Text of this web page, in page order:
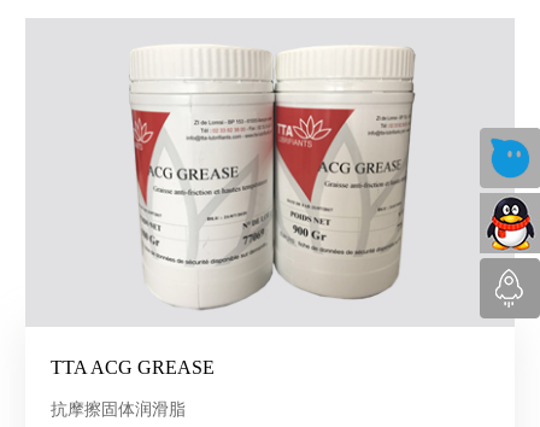
TTA ACG GREASE
抗摩擦固体润滑脂